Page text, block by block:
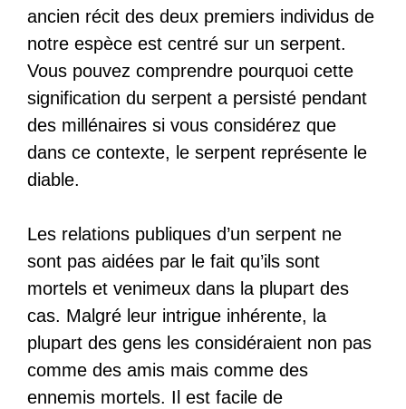
ancien récit des deux premiers individus de
notre espèce est centré sur un serpent.
Vous pouvez comprendre pourquoi cette
signification du serpent a persisté pendant
des millénaires si vous considérez que
dans ce contexte, le serpent représente le
diable.
Les relations publiques d’un serpent ne
sont pas aidées par le fait qu’ils sont
mortels et venimeux dans la plupart des
cas. Malgré leur intrigue inhérente, la
plupart des gens les considéraient non pas
comme des amis mais comme des
ennemis mortels. Il est facile de